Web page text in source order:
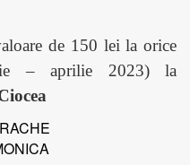
de 150 lei la orice
– aprilie 2023) la